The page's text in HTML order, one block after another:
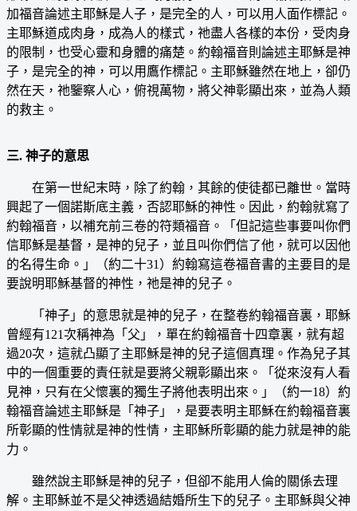
加福音論述主耶穌是人子，是完全的人，可以用人面作標記。
主耶穌道成肉身，成為人的樣式，祂盡人各樣的本份，受肉身
的限制，也受心靈和身體的痛楚。約翰福音則論述主耶穌是神
子，是完全的神，可以用鷹作標記。主耶穌雖然在地上，卻仍
然在天，祂鑒察人心，俯視萬物，將父神彰顯出來，並為人類
的救主。
三. 神子的意思
在第一世紀末時，除了約翰，其餘的使徒都已離世。當時
興起了一個諾斯底主義，否認耶穌的神性。因此，約翰就寫了
約翰福音，以補充前三卷的符類福音。「但記這些事要叫你們
信耶穌是基督，是神的兒子，並且叫你們信了他，就可以因他
的名得生命。」（約二十31）約翰寫這卷福音書的主要目的是
要說明耶穌基督的神性，祂是神的兒子。
「神子」的意思就是神的兒子，在整卷約翰福音裏，耶穌
曾經有121次稱神為「父」，單在約翰福音十四章裏，就有超
過20次，這就凸顯了主耶穌是神的兒子這個真理。作為兒子其
中的一個重要的責任就是要將父親彰顯出來。「從來沒有人看
見神，只有在父懷裏的獨生子將他表明出來。」（約一18）約
翰福音論述主耶穌是「神子」，是要表明主耶穌在約翰福音裏
所彰顯的性情就是神的性情，主耶穌所彰顯的能力就是神的能
力。
雖然說主耶穌是神的兒子，但卻不能用人倫的關係去理
解。主耶穌並不是父神透過結婚所生下的兒子。主耶穌與父神